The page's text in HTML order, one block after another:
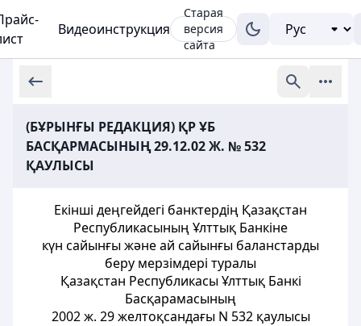
Видеоинструкция
Старая
версия
сайта
(БҰРЫНҒЫ РЕДАКЦИЯ) ҚР ҰБ
БАСҚАРМАСЫНЫҢ 29.12.02 Ж. № 532
ҚАУЛЫСЫ
Екінші деңгейдегі банктердің Қазақстан
Республикасының Ұлттық Банкіне
күн сайынғы және ай сайынғы баланстарды
беру мерзімдері туралы
Қазақстан Республикасы Ұлттық Банкі
Басқарамасының
2002 ж. 29 желтоқсандағы N 532 қаулысы